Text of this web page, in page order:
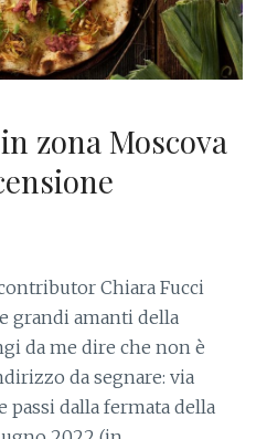
zona Moscova
Chiara Fucci
grandi amanti della
da me dire che non è
da segnare: via
passi dalla fermata della